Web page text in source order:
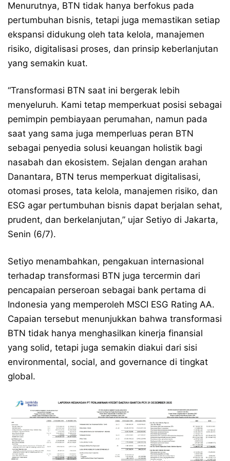
Menurutnya, BTN tidak hanya berfokus pada
pertumbuhan bisnis, tetapi juga memastikan setiap
ekspansi didukung oleh tata kelola, manajemen
risiko, digitalisasi proses, dan prinsip keberlanjutan
yang semakin kuat.
“Transformasi BTN saat ini bergerak lebih
menyeluruh. Kami tetap memperkuat posisi sebagai
pemimpin pembiayaan perumahan, namun pada
saat yang sama juga memperluas peran BTN
sebagai penyedia solusi keuangan holistik bagi
nasabah dan ekosistem. Sejalan dengan arahan
Danantara, BTN terus memperkuat digitalisasi,
otomasi proses, tata kelola, manajemen risiko, dan
ESG agar pertumbuhan bisnis dapat berjalan sehat,
prudent, dan berkelanjutan,” ujar Setiyo di Jakarta,
Senin (6/7).
Setiyo menambahkan, pengakuan internasional
terhadap transformasi BTN juga tercermin dari
pencapaian perseroan sebagai bank pertama di
Indonesia yang memperoleh MSCI ESG Rating AA.
Capaian tersebut menunjukkan bahwa transformasi
BTN tidak hanya menghasilkan kinerja finansial
yang solid, tetapi juga semakin diakui dari sisi
environmental, social, and governance di tingkat
global.